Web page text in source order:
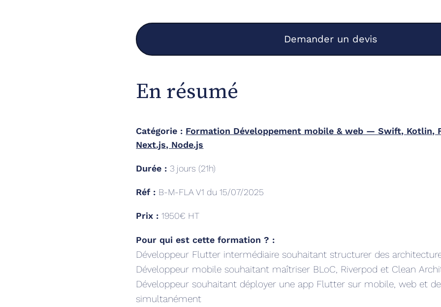
Demander un devis
En résumé
Catégorie : Formation Développement mobile & web — Swift, Kotlin,
Next.js, Node.js
Durée :3 jours (21h)
Réf : B-M-FLA V1 du 15/07/2025
Prix :1950€ HT
Pour qui est cette formation ? :
Développeur Flutter intermédiaire souhaitant structurer des
Développeur mobile souhaitant maîtriser BLoC, Riverpod et Clean
Développeur souhaitant déployer une app Flutter sur mobile, web et
simultanément